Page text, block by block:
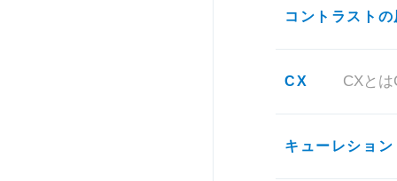
コントラスト
CX CXと
キューレショ